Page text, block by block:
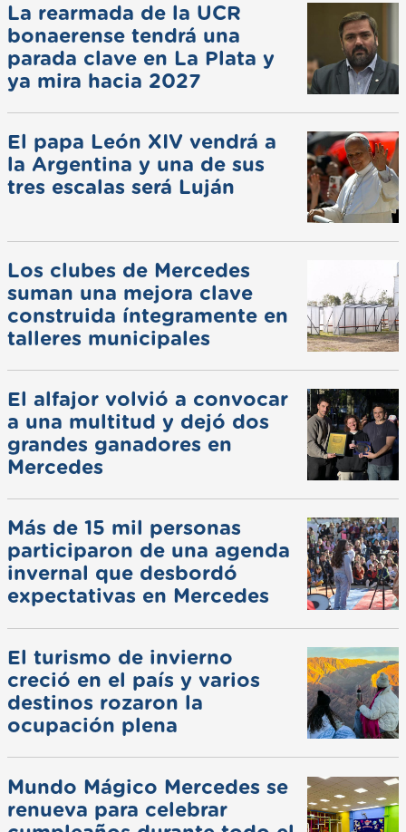
La rearmada de la UCR
bonaerense tendrá una
parada clave en La Plata y
ya mira hacia 2027
El papa León XIV vendrá a
la Argentina y una de sus
tres escalas será Luján
Los clubes de Mercedes
suman una mejora clave
construida íntegramente en
talleres municipales
El alfajor volvió a convocar
a una multitud y dejó dos
grandes ganadores en
Mercedes
Más de 15 mil personas
participaron de una agenda
invernal que desbordó
expectativas en Mercedes
El turismo de invierno
creció en el país y varios
destinos rozaron la
ocupación plena
Mundo Mágico Mercedes se
renueva para celebrar